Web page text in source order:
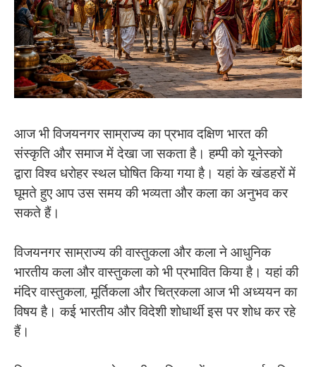
आज भी विजयनगर साम्राज्य का प्रभाव दक्षिण भारत की
संस्कृति और समाज में देखा जा सकता है। हम्पी को यूनेस्को
द्वारा विश्व धरोहर स्थल घोषित किया गया है। यहां के खंडहरों में
घूमते हुए आप उस समय की भव्यता और कला का अनुभव कर
सकते हैं।
विजयनगर साम्राज्य की वास्तुकला और कला ने आधुनिक
भारतीय कला और वास्तुकला को भी प्रभावित किया है। यहां की
मंदिर वास्तुकला, मूर्तिकला और चित्रकला आज भी अध्ययन का
विषय है। कई भारतीय और विदेशी शोधार्थी इस पर शोध कर रहे
हैं।